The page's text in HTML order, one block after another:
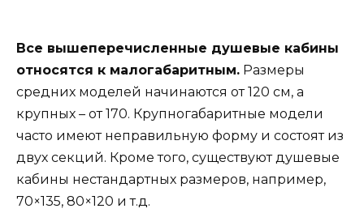
Все вышеперечисленные душевые кабины
относятся к малогабаритным. Размеры
средних моделей начинаются от 120 см, а
крупных – от 170. Крупногабаритные модели
часто имеют неправильную форму и состоят из
двух секций. Кроме того, существуют душевые
кабины нестандартных размеров, например,
70×135, 80×120 и т.д.